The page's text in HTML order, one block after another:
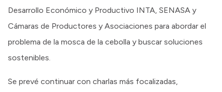
Desarrollo Económico y Productivo INTA, SENASA y
Cámaras de Productores y Asociaciones para abordar el
problema de la mosca de la cebolla y buscar soluciones
sostenibles.
Se prevé continuar con charlas más focalizadas,